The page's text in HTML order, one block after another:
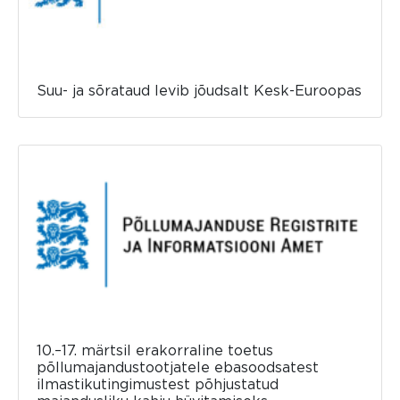
Suu- ja sõrataud levib jõudsalt Kesk-Euroopas
10.–17. märtsil erakorraline toetus
põllumajandustootjatele ebasoodsatest
ilmastikutingimustest põhjustatud